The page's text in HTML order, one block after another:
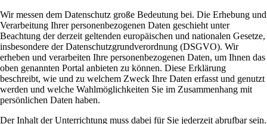
Wir messen dem Datenschutz große Bedeutung bei. Die Erhebung und
Verarbeitung Ihrer personenbezogenen Daten geschieht unter
Beachtung der derzeit geltenden europäischen und nationalen Gesetze,
insbesondere der Datenschutzgrundverordnung (DSGVO). Wir
erheben und verarbeiten Ihre personenbezogenen Daten, um Ihnen das
oben genannten Portal anbieten zu können. Diese Erklärung
beschreibt, wie und zu welchem Zweck Ihre Daten erfasst und genutzt
werden und welche Wahlmöglichkeiten Sie im Zusammenhang mit
persönlichen Daten haben.
Der Inhalt der Unterrichtung muss dabei für Sie jederzeit abrufbar sein.